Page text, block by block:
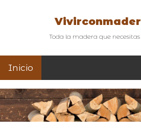
Toda la madera que
Inicio